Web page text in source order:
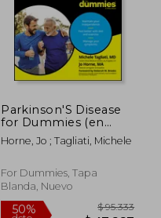
Parkinson'S Disease
for Dummies (en
Inglés)
Horne, Jo ; Tagliati, Michele
For Dummies, Tapa
Blanda, Nuevo